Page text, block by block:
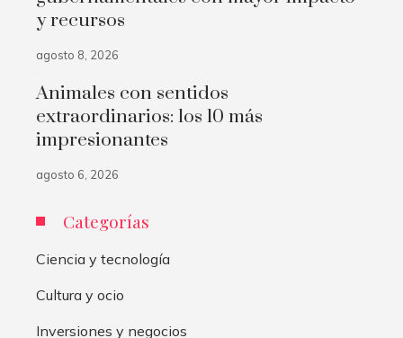
y recursos
agosto 8, 2026
Animales con sentidos
extraordinarios: los 10 más
impresionantes
agosto 6, 2026
Categorías
Ciencia y tecnología
Cultura y ocio
Inversiones y negocios